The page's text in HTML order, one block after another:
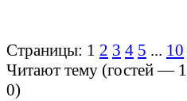
Страницы: 1 2 3 4 5 ... 10
Читают тему (гостей — 1
0)